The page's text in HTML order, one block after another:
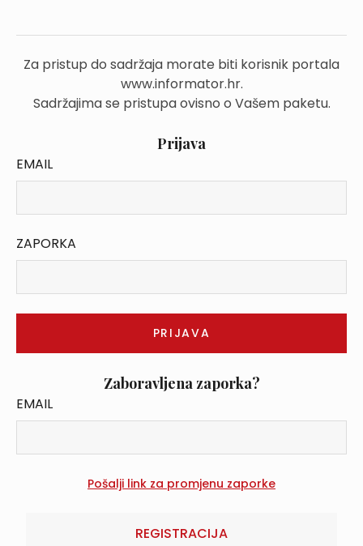
Za pristup do sadržaja morate biti korisnik portala
www.informator.hr.
Sadržajima se pristupa ovisno o Vašem paketu.
Prijava
EMAIL
ZAPORKA
Zaboravljena zaporka?
EMAIL
REGISTRACIJA